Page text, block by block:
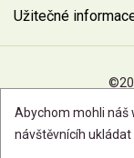
Užitečné
Abychom mohli náš
návštěvnícíh ukládat